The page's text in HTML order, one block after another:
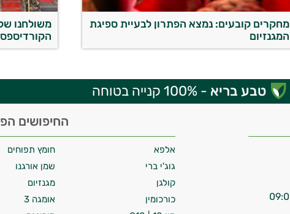
מחקרים קובעים: נמצא הפתרון לבעיית ספיגת
המגנזיום
משולחנו
טבע בריא - 100% קנייה בטוחה
החיפושים
אלפא חומץ תפוחים
גוג'י ברי
שמן אורגנו
קולגן
מגנזיום
כורכומין
אומגה 3